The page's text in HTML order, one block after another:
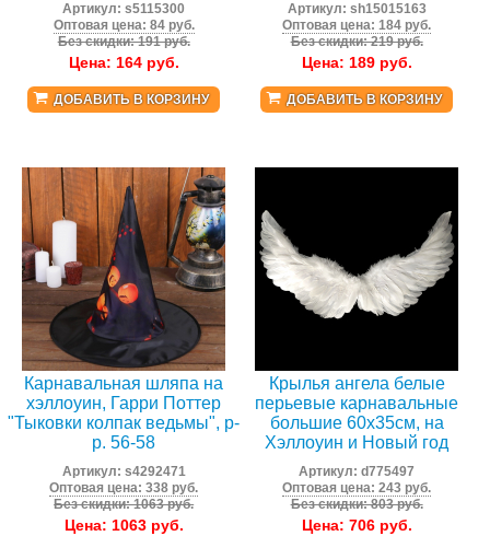
Артикул:s5115300
Оптовая цена: 84 руб.
Без скидки: 191 руб.
Цена: 164руб.
ДОБАВИТЬ В КОРЗИНУ
Артикул: sh15015163
Оптовая цена: 184 руб.
Без скидки: 219 руб.
Цена: 189руб.
ДОБАВИТЬ В КОРЗИНУ
Карнавальная шляпа на
хэллоуин, Гарри Поттер
"Тыковки колпак ведьмы", р-
р. 56-58
Артикул: s4292471
Оптовая цена: 338 руб.
Без скидки: 1063 руб.
Цена: 1063руб.
Крылья ангела белые
перьевые карнавальные
большие 60х35см, на
Хэллоуин и Новый год
Артикул:d775497
Оптовая цена: 243 руб.
Без скидки: 803 руб.
Цена: 706руб.